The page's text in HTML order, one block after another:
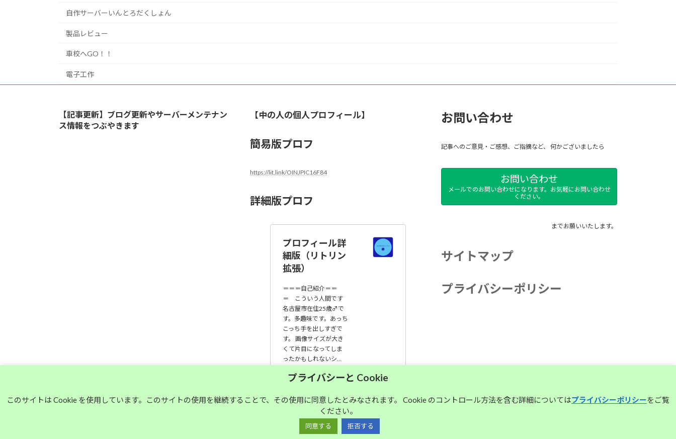
自作サーバーいんとろだくしょん
製品レビュー
車校へGO！！
電子工作
【記事更新】ブログ更新やサーバーメンテナン
ス情報をつぶやきます
【中の人の個人プロフィール】
簡易版プロフ
https://lit.link/OINJPIC16F84
詳細版プロフ
プロフィール詳
細版（リトリン
拡張）
＝＝＝自己紹介＝＝
＝ こういう人間です
名古屋市在住25歳♂で
す。多趣味です。あっち
こっち手を出しすぎで
す。 画像サイズが大き
くて片目になってしま
ったかもしれないシ…
大須中毒名古屋人
お問い合わせ
記事へのご意見・ご感想、ご指摘など、 何かございましたら
お問い合わせ
メールでのお問い合わせになります。お気軽にお問い合わせ
ください。
までお願いいたします。
サイトマップ
プライバシーポリシー
Copyright © 大須中毒名古屋人のブログ All Rights Reserved.
プライバシーと Cookie
このサイトは Cookie を使用しています。このサイトの使用を継続することで、その使用に同意したとみなされます。 Cookie のコントロール方法を含む詳細についてはプライバシーポリシーをご覧
ください。
同意する 拒否する